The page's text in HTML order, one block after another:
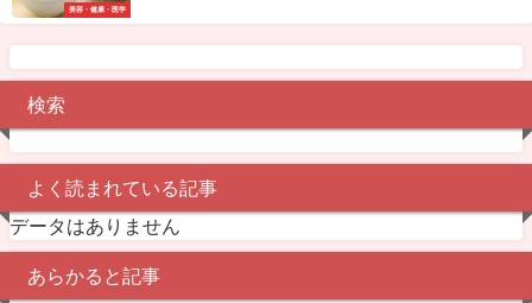
美容・健康・医学
検索
よく読まれている記事
データはありません
あらかると記事